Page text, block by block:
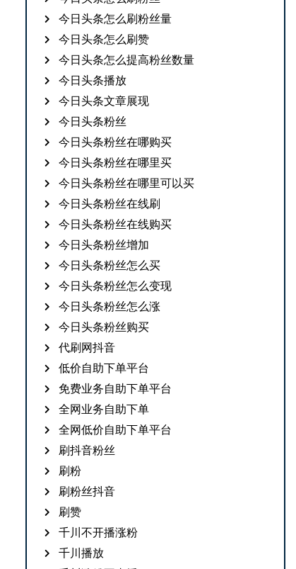
今日头条怎么刷粉丝量
今日头条怎么刷赞
今日头条怎么提高粉丝数量
今日头条播放
今日头条文章展现
今日头条粉丝
今日头条粉丝在哪购买
今日头条粉丝在哪里买
今日头条粉丝在哪里可以买
今日头条粉丝在线刷
今日头条粉丝在线购买
今日头条粉丝增加
今日头条粉丝怎么买
今日头条粉丝怎么变现
今日头条粉丝怎么涨
今日头条粉丝购买
代刷网抖音
低价自助下单平台
免费业务自助下单平台
全网业务自助下单
全网低价自助下单平台
刷抖音粉丝
刷粉
刷粉丝抖音
刷赞
千川不开播涨粉
千川播放